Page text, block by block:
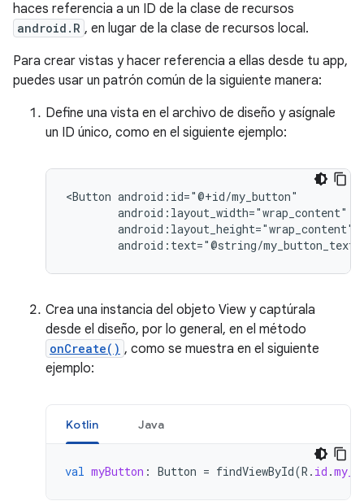
haces referencia a un ID de la clase de recursos
android.R , en lugar de la clase de recursos local.
Para crear vistas y hacer referencia a ellas desde tu app,
puedes usar un patrón común de la siguiente manera:
Define una vista en el archivo de diseño y asígnale
un ID único, como en el siguiente ejemplo:
<Button
android:text="@string/
Crea una instancia del objeto View y captúrala
desde el diseño, por lo general, en el método
onCreate() , como se muestra en el siguiente
ejemplo:
Kotlin Java
val myButton : Button = findViewById(R . id .